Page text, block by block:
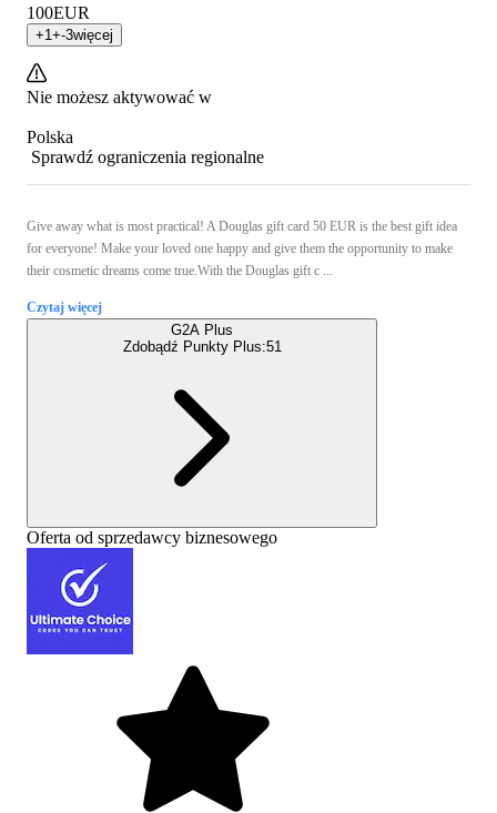
100EUR
+1+-3więcej
Nie możesz aktywować w
Polska
Sprawdź ograniczenia regionalne
Give away what is most practical! A Douglas gift card 50 EUR is the best gift idea
for everyone! Make your loved one happy and give them the opportunity to make
their cosmetic dreams come true.With the Douglas gift c ...
Czytaj więcej
G2A Plus
Zdobądź Punkty Plus:51
Oferta od sprzedawcy biznesowego